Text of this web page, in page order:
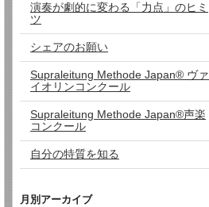
演奏が劇的に変わる「力点」のヒミ
ツ
シェアのお願い
Supraleitung Methode Japan®︎ ヴァ
イオリンコンクール
Supraleitung Methode Japan®︎声楽
コンクール
自分の特質を知る
月別アーカイブ